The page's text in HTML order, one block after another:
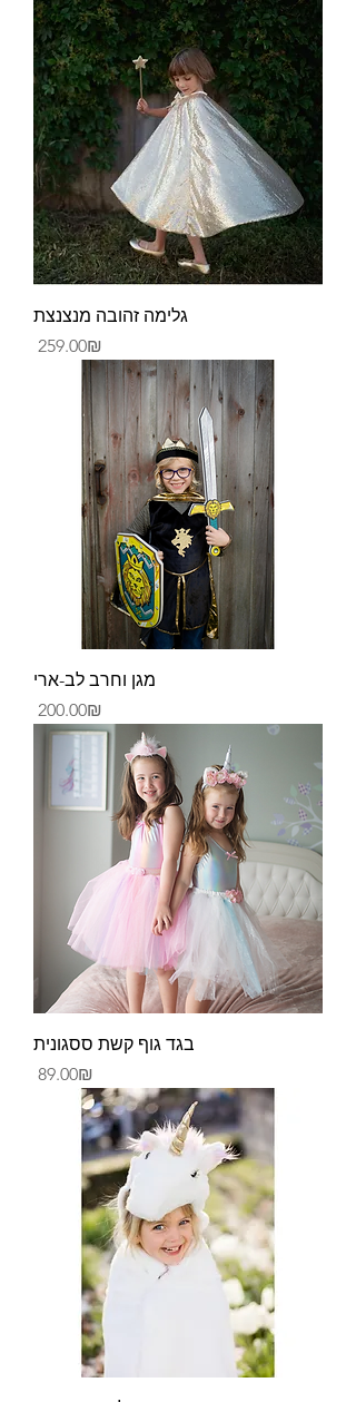
גלימה זהובה מנצנצת
Price
‏259.00 ‏₪
מגן וחרב לב-ארי
Price
‏200.00 ‏₪
בגד גוף קשת ססגונית
Price ‏89.00 ‏₪